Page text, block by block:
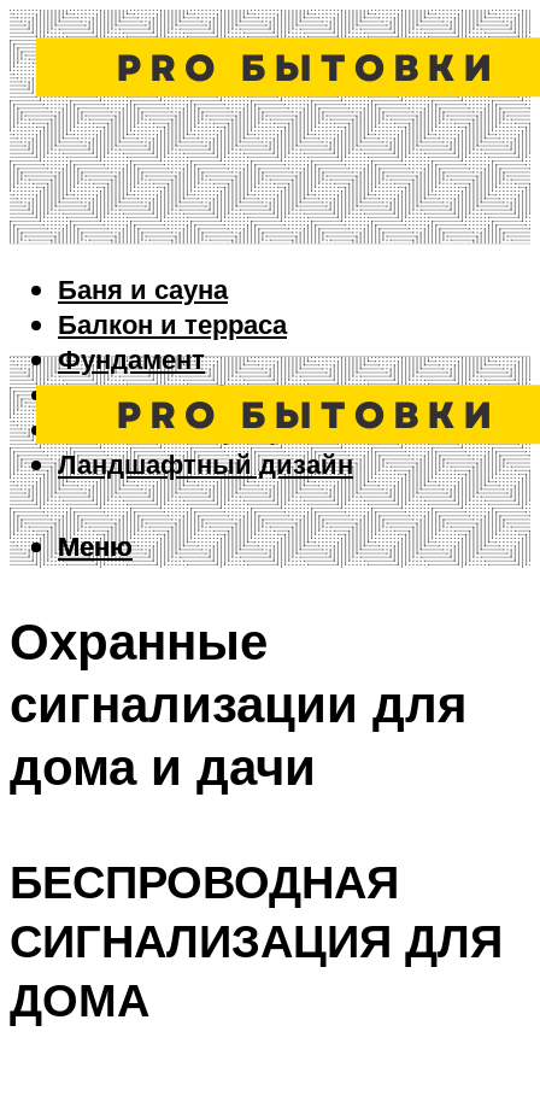
Баня и сауна
Балкон и терраса
Фундамент
Ворота и забор
Дизайн интерьера
Ландшафтный дизайн
Меню
Меню
Охранные
сигнализации для
дома и дачи
БЕСПРОВОДНАЯ
СИГНАЛИЗАЦИЯ ДЛЯ
ДОМА